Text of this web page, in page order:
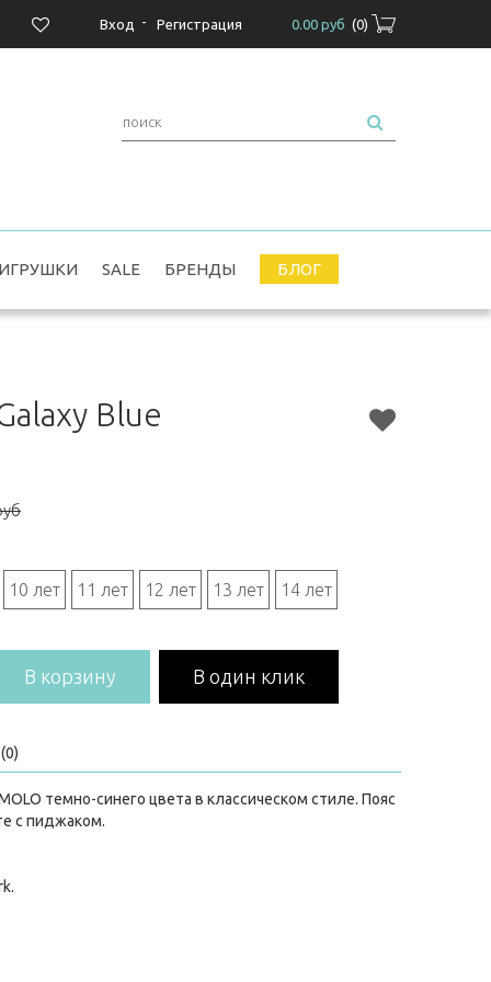
0.00 руб (0)
Вход - Регистрация
ИГРУШКИ SALE БРЕНДЫ БЛОГ
Blue
10 лет 11 лет 12 лет 13 лет 14 лет
В корзину В один клик
темно-синего цвета в классическом стиле. Пояс
с пиджаком.